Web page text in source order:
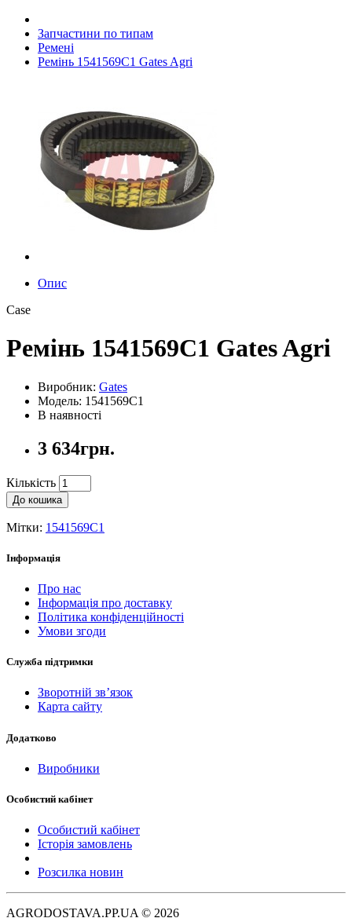
Запчастини по типам
Ремені
Ремінь 1541569C1 Gates Agri
Опис
Case
Ремінь 1541569C1 Gates Agri
Виробник: Gates
Модель: 1541569C1
В наявності
3 634грн.
Кількість
До кошика
Мітки: 1541569C1
Інформація
Про нас
Інформація про доставку
Політика конфіденційності
Умови згоди
Служба підтримки
Зворотній зв’язок
Карта сайту
Додатково
Виробники
Особистий кабінет
Особистий кабінет
Історія замовлень
Розсилка новин
AGRODOSTAVA.PP.UA © 2026